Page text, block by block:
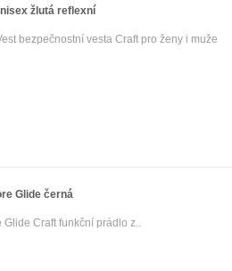
žlutá reflexní
bezpečnostní vesta Craft pro ženy i muže
Glide černá
Craft funkční prádlo z..